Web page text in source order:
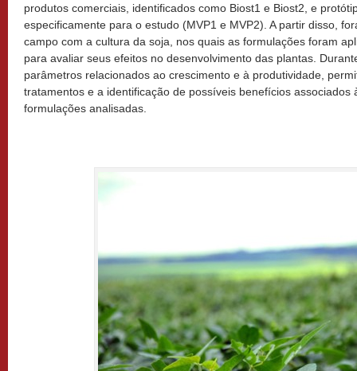
produtos comerciais, identificados como Biost1 e Biost2, e
especificamente para o estudo (MVP1 e MVP2). A partir disso,
campo com a cultura da soja, nos quais as formulações foram
para avaliar seus efeitos no desenvolvimento das plantas.
parâmetros relacionados ao crescimento e à produtividade,
tratamentos e a identificação de possíveis benefícios associados
formulações analisadas.